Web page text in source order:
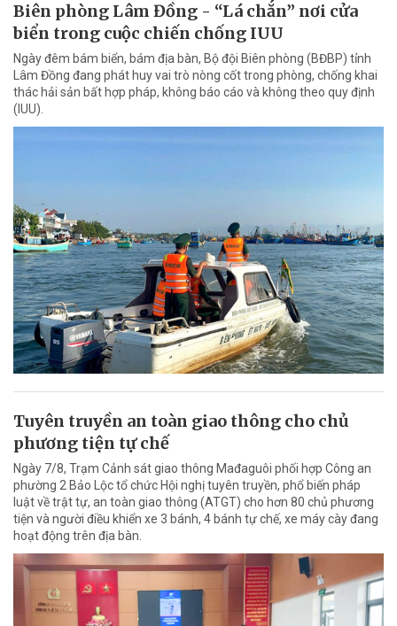
Biên phòng Lâm Đồng - “Lá chắn” nơi cửa
biển trong cuộc chiến chống IUU
Ngày đêm bám biển, bám địa bàn, Bộ đội Biên phòng (BĐBP) tỉnh
Lâm Đồng đang phát huy vai trò nòng cốt trong phòng, chống khai
thác hải sản bất hợp pháp, không báo cáo và không theo quy định
(IUU).
Tuyên truyền an toàn giao thông cho chủ
phương tiện tự chế
Ngày 7/8, Trạm Cảnh sát giao thông Mađaguôi phối hợp Công an
phường 2 Bảo Lộc tổ chức Hội nghị tuyên truyền, phổ biến pháp
luật về trật tự, an toàn giao thông (ATGT) cho hơn 80 chủ phương
tiện và người điều khiển xe 3 bánh, 4 bánh tự chế, xe máy cày đang
hoạt động trên địa bàn.